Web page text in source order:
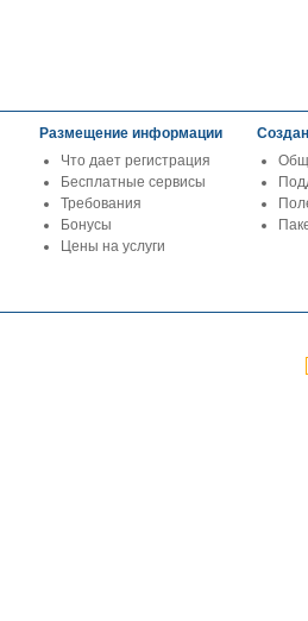
Размещение информации
Что дает регистрация
Бесплатные сервисы
Требования
Бонусы
Цены на услуги